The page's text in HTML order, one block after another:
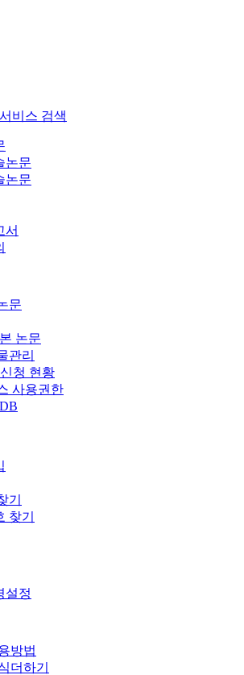
비스 검색
논문
논문
서
문
논문
관리
청 현황
사용권한
기
찾기
설정
방법
더하기